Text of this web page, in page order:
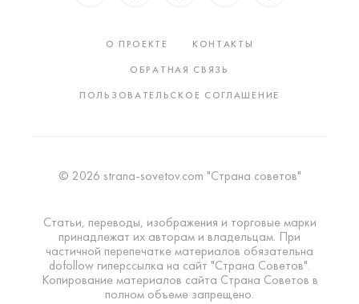
О ПРОЕКТЕ
КОНТАКТЫ
ОБРАТНАЯ СВЯЗЬ
ПОЛЬЗОВАТЕЛЬСКОЕ СОГЛАШЕНИЕ
© 2026 strana-sovetov.com "Страна советов"
Статьи, переводы, изображения и торговые марки
принадлежат их авторам и владельцам. При
частичной перепечатке материалов обязательна
dofollow гиперссылка на сайт "Страна Советов".
Копирование материалов сайта Страна Советов в
полном объеме запрещено.